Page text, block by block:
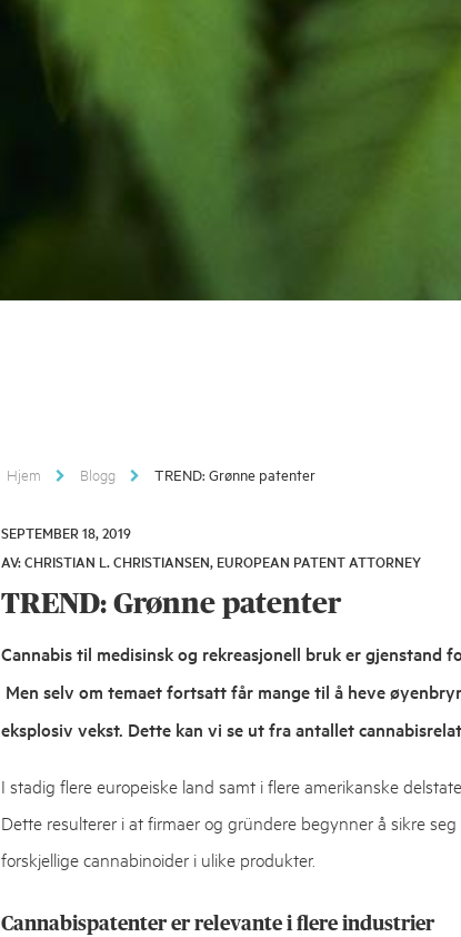
Hjem Blogg TREND: Grønne patenter
SEPTEMBER 18, 2019
18,
AV: CHRISTIAN L. CHRISTIANSEN, EUROPEAN PATENT ATTORNEY
TREND: Grønne patenter
Cannabis til medisinsk og rekreasjonell bruk er gjenstand
Men selv om temaet fortsatt får mange til å heve
eksplosiv vekst. Dette kan vi se ut fra antallet
I stadig flere europeiske land samt i flere amerikanske
Dette resulterer i at firmaer og gründere begynner å sikre
forskjellige cannabinoider i ulike produkter.
Cannabispatenter er relevante i flere industrier